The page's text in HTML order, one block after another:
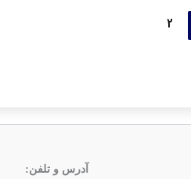
2
آدرس و تلفن: